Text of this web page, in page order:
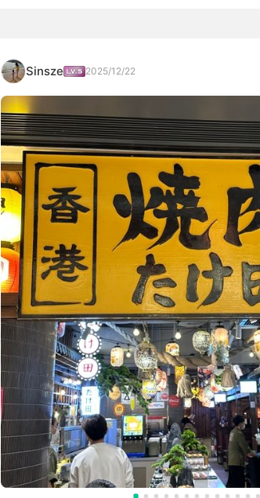
Sinsze 2025/12/22